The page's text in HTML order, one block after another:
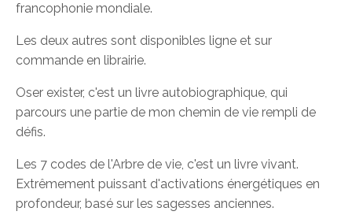
francophonie mondiale.
Les deux autres sont disponibles ligne et sur
commande en librairie.
Oser exister, c'est un livre autobiographique, qui
parcours une partie de mon chemin de vie rempli de
défis.
Les 7 codes de l'Arbre de vie, c'est un livre vivant.
Extrêmement puissant d'activations énergétiques en
profondeur, basé sur les sagesses anciennes.